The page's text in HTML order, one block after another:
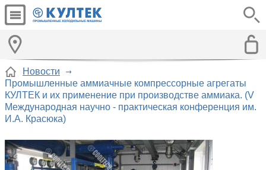
Новости
Промышленные аммиачные компрессорные агрегаты
КУЛТЕК и их применение при производстве аммиака. (V
Международная научно - практическая конференция им.
И.А. Красюка)